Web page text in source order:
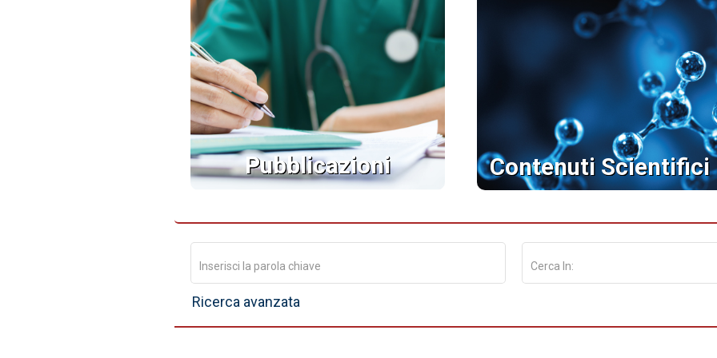
Pubblicazioni Contenuti Scientifici
Cerca In:
Ricerca avanzata